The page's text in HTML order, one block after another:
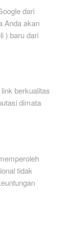
dari
Anda akan
) baru dari
berkualitas
dimata
tidak